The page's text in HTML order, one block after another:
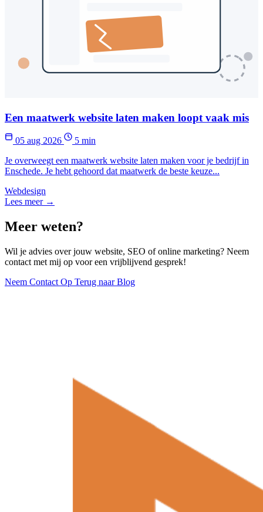
Een maatwerk website laten maken loopt vaak mis
05 aug 2026
5 min
Je overweegt een maatwerk website laten maken voor je bedrijf in
Enschede. Je hebt gehoord dat maatwerk de beste keuze...
Webdesign
Lees meer →
Meer weten?
Wil je advies over jouw website, SEO of online marketing? Neem
contact met mij op voor een vrijblijvend gesprek!
Neem Contact Op Terug naar Blog